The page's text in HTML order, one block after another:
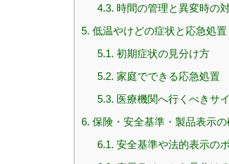
4.3. 時間の管理と異変時の
5. 低温やけどの症状と応急処
5.1. 初期症状の見分け方
5.2. 家庭でできる応急処置
5.3. 医療機関へ行くべきサ
6. 保険・安全基準・製品表示
6.1. 安全基準や法的表示の